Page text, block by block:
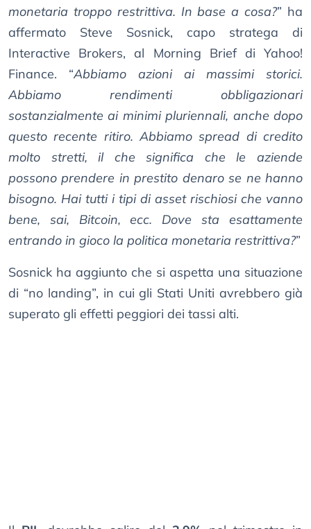
monetaria troppo restrittiva. In base a cosa?” ha
affermato Steve Sosnick, capo stratega di
Interactive Brokers, al Morning Brief di Yahoo!
Finance. “Abbiamo azioni ai massimi storici.
Abbiamo rendimenti obbligazionari
sostanzialmente ai minimi pluriennali, anche dopo
questo recente ritiro. Abbiamo spread di credito
molto stretti, il che significa che le aziende
possono prendere in prestito denaro se ne hanno
bisogno. Hai tutti i tipi di asset rischiosi che vanno
bene, sai, Bitcoin, ecc. Dove sta esattamente
entrando in gioco la politica monetaria restrittiva?”
Sosnick ha aggiunto che si aspetta una situazione
di “no landing”, in cui gli Stati Uniti avrebbero già
superato gli effetti peggiori dei tassi alti.